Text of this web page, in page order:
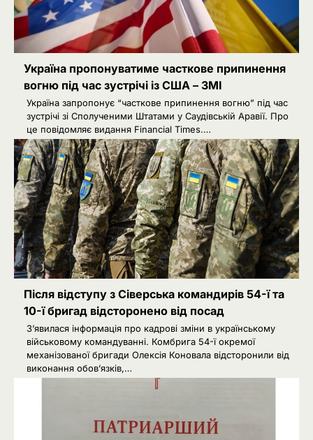
Україна пропонуватиме часткове припинення
вогню під час зустрічі із США – ЗМІ
Україна запропонує “часткове припинення вогню” під час
зустрічі зі Сполученими Штатами у Саудівській Аравії. Про
це повідомляє видання Financial Times.…
Після відступу з Сіверська командирів 54-ї та
10-ї бригад відсторонено від посад
З’явилася інформація про кадрові зміни в українському
військовому командуванні. Комбрига 54-ї окремої
механізованої бригади Олексія Коновала відсторонили від
виконання обов’язків,…
санкцій проти Росії: що буде далі
Ivanov Ponomarenko